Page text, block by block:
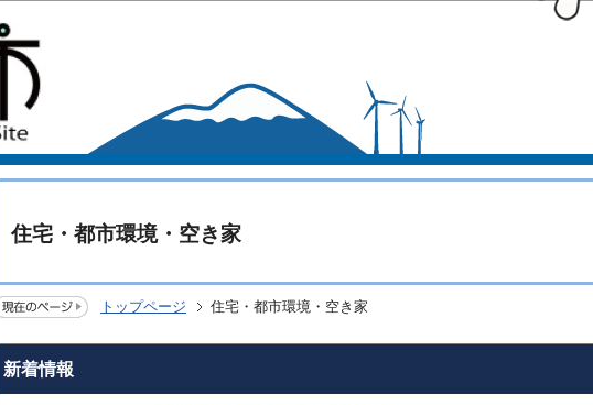
住宅・都市環境・空き家
トップページ 住宅・都市環境・空き家
新着情報